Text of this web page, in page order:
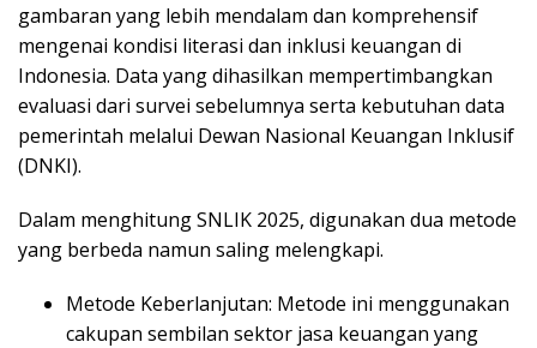
gambaran yang lebih mendalam dan komprehensif
mengenai kondisi literasi dan inklusi keuangan di
Indonesia. Data yang dihasilkan mempertimbangkan
evaluasi dari survei sebelumnya serta kebutuhan data
pemerintah melalui Dewan Nasional Keuangan Inklusif
(DNKI).
Dalam menghitung SNLIK 2025, digunakan dua metode
yang berbeda namun saling melengkapi.
Metode Keberlanjutan: Metode ini menggunakan
cakupan sembilan sektor jasa keuangan yang